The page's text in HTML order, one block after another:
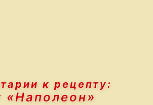
к рецепту:
«Наполеон»